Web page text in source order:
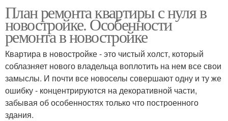
План ремонта квартиры с нуля в
новостройке. Особенности
ремонта в новостройке
Квартира в новостройке - это чистый холст, который
соблазняет нового владельца воплотить на нем все свои
замыслы. И почти все новоселы совершают одну и ту же
ошибку - концентрируются на декоративной части,
забывая об особенностях только что построенного
здания.